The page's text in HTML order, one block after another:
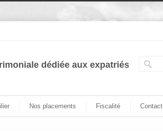
dédiée aux expatriés
Nos placements Fiscalité Contact